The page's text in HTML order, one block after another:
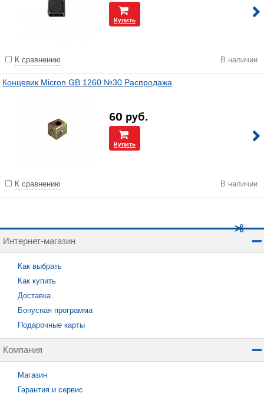
Купить
К сравнению В наличии
Концевик Micron GB 1260 №30 Распродажа
60 руб.
Купить
К сравнению В наличии
Интернет-магазин
Как выбрать
Как купить
Доставка
Бонусная программа
Подарочные карты
Компания
Магазин
Гарантия и сервис